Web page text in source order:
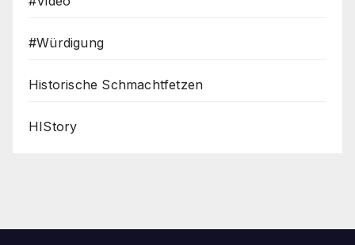
#Würdigung
Historische Schmachtfetzen
HIStory